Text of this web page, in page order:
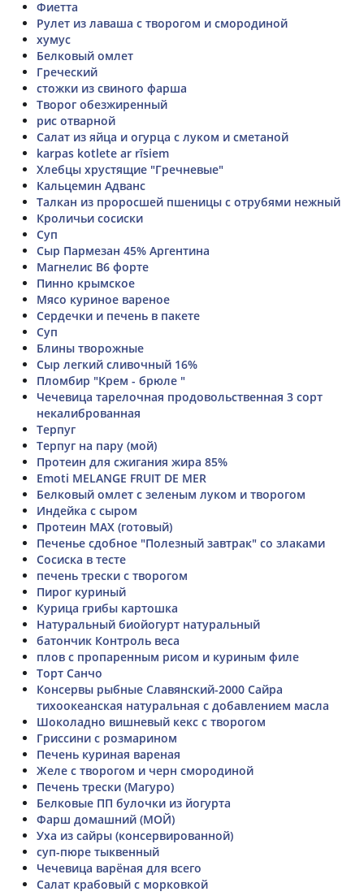
Фиетта
Рулет из лаваша с творогом и смородиной
хумус
Белковый омлет
Греческий
стожки из свиного фарша
Творог обезжиренный
рис отварной
Салат из яйца и огурца с луком и сметаной
karpas kotlete ar rīsiem
Хлебцы хрустящие "Гречневые"
Кальцемин Адванс
Талкан из проросшей пшеницы с отрубями нежный
Кроличьи сосиски
Суп
Сыр Пармезан 45% Аргентина
Магнелис B6 форте
Пинно крымское
Мясо куриное вареное
Сердечки и печень в пакете
Суп
Блины творожные
Сыр легкий сливочный 16%
Пломбир "Крем - брюле "
Чечевица тарелочная продовольственная 3 сорт
некалиброванная
Терпуг
Терпуг на пару (мой)
Протеин для сжигания жира 85%
Emoti MELANGE FRUIT DE MER
Белковый омлет с зеленым луком и творогом
Индейка с сыром
Протеин MAX (готовый)
Печенье сдобное "Полезный завтрак" со злаками
Сосиска в тесте
печень трески с творогом
Пирог куриный
Курица грибы картошка
Натуральный биойогурт натуральный
батончик Контроль веса
плов с пропаренным рисом и куриным филе
Торт Санчо
Консервы рыбные Славянский-2000 Сайра
тихоокеанская натуральная с добавлением масла
Шоколадно вишневый кекс с творогом
Гриссини с розмарином
Печень куриная вареная
Желе с творогом и черн смородиной
Печень трески (Магуро)
Белковые ПП булочки из йогурта
Фарш домашний (МОЙ)
Уха из сайры (консервированной)
суп-пюре тыквенный
Чечевица варёная для всего
Салат крабовый с морковкой